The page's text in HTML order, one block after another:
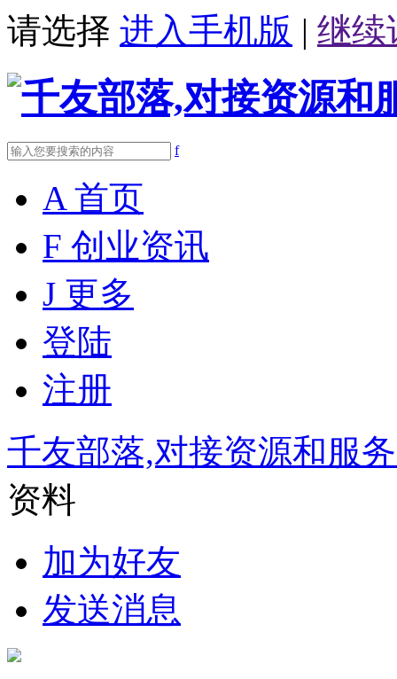
请选择 进入手机版 | 继续
f
A 首页
F 创业资讯
J 更多
登陆
注册
千友部落,对接资源和服
资料
加为好友
发送消息